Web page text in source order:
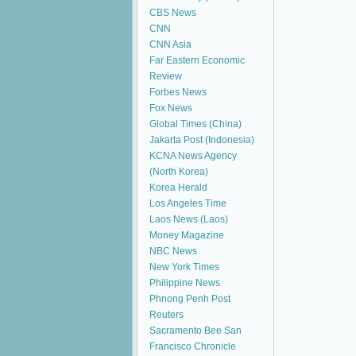
CBS News
CNN
CNN Asia
Far Eastern Economic
Review
Forbes News
Fox News
Global Times (China)
Jakarta Post (Indonesia)
KCNA News Agency
(North Korea)
Korea Herald
Los Angeles Time
Laos News (Laos)
Money Magazine
NBC News
New York Times
Philippine News
Phnong Penh Post
Reuters
Sacramento Bee San
Francisco Chronicle